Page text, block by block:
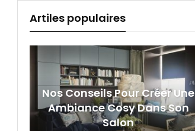
Artiles populaires
Nos Conseils Pour Créer Une
Ambiance Cosy Dans Son
Salon